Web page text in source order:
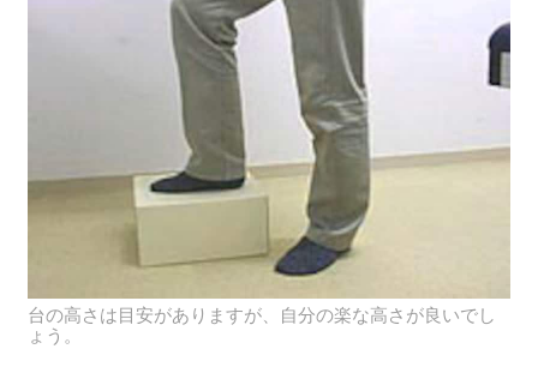
台の高さは目安がありますが、自分の楽な高さが良いでし
ょう。